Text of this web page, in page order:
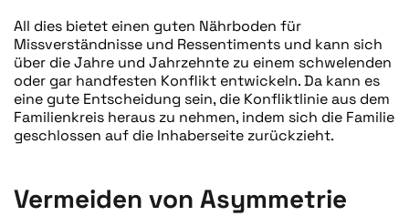
All dies bietet einen guten Nährboden für
Missverständnisse und Ressentiments und kann sich
über die Jahre und Jahrzehnte zu einem schwelenden
oder gar handfesten Konflikt entwickeln. Da kann es
eine gute Entscheidung sein, die Konfliktlinie aus dem
Familienkreis heraus zu nehmen, indem sich die Familie
geschlossen auf die Inhaberseite zurückzieht.
Vermeiden von Asymmetrie